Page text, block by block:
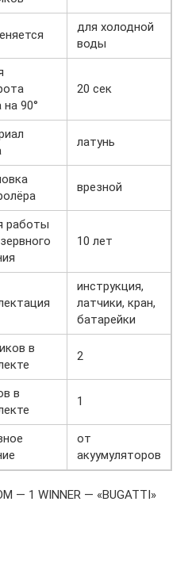
для холодной
воды
на 90°
20 сек
латунь
врезной
работы
10 лет
инструкция,
латчики, кран,
батарейки
в
2
в
1
от
акуумуляторов
1 WINNER — «BUGATTI»